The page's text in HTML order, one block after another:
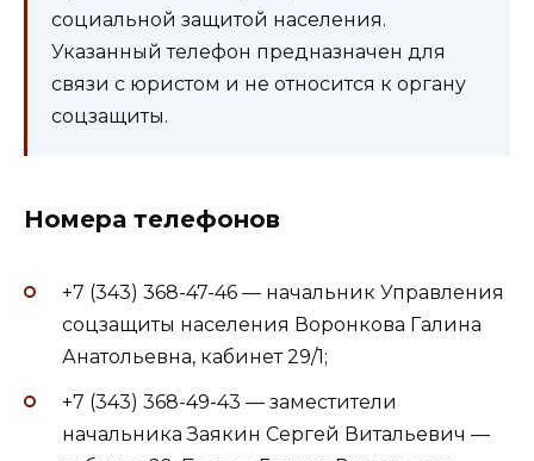
социальной защитой населения.
Указанный телефон предназначен для
связи с юристом и не относится к органу
соцзащиты.
Номера телефонов
+7 (343) 368-47-46 — начальник Управления
соцзащиты населения Воронкова Галина
Анатольевна, кабинет 29/1;
+7 (343) 368-49-43 — заместители
начальника Заякин Сергей Витальевич —